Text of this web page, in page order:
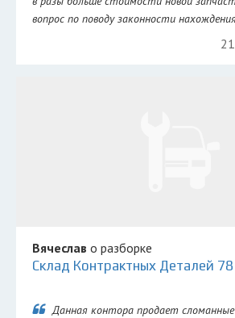
вопрос по поводу законности
Вячеслав о разборке
Склад Контрактных Деталей 78
Данная контора продает